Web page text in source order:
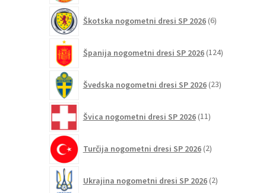
Škotska nogometni dresi SP 2026 6izdelkov
Španija nogometni dresi SP 2026 124izdelkov
Švedska nogometni dresi SP 2026 23izdelkov
Švica nogometni dresi SP 2026 11izdelkov
Turčija nogometni dresi SP 2026 2izdelka
Ukrajina nogometni dresi SP 2026 2izdelka